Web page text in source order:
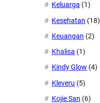
Keluarga (1)
Kesehatan (18)
Keuangan (2)
Khalisa (1)
Kindy Glow (4)
Kleveru (5)
Kojie San (6)